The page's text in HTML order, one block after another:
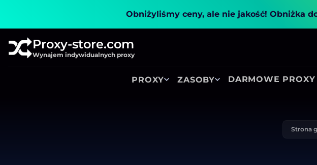
Obniżyliśmy ceny, ale nie jakość! Obniżka
Proxy-store.com
Wynajem indywidualnych proxy
PROXY ZASOBY DARMOWE PROXY
Strona